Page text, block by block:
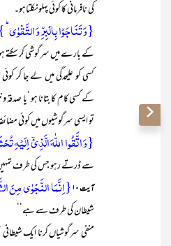
کی نافرمانی کا کوئی پہلونکلتاہو۔
{وَ تَنَاجَوۡا بِالۡبِرِّ وَ التَّقۡوٰی
کے بارے میں سرگوشی کر سکتے ہو
کسی کو علیحدگی میں لے جا کر کوئی
کے کسی کام کا بتانا ہو ‘یا صدقہ
تو ایسی سرگوشیوں میں کوئی
{وَ اتَّقُوا اللّٰہَ الَّذِیۡۤ اِلَیۡہِ
سے ڈرتے رہو جس کی طرف تمہیں
آیت ۱۰ {اِنَّمَا النَّجۡوٰی مِنَ
شیطان کی طرف سے ہے‘‘
منفی سرگوشیاں کرنا ایک